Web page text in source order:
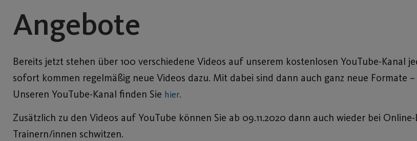
Angebote
Bereits jetzt stehen über 100 verschiedene Videos auf unserem kostenlosen YouTube-Kanal
sofort kommen regelmäßig neue Videos dazu. Mit dabei sind dann auch ganz neue Formate
Unseren YouTube-Kanal finden Sie hier.
Zusätzlich zu den Videos auf YouTube können Sie ab 09.11.2020 dann auch wieder bei
Trainern/innen schwitzen.